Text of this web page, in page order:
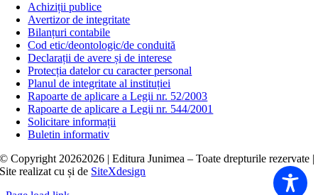
Achiziții publice
Avertizor de integritate
Bilanțuri contabile
Cod etic/deontologic/de conduită
Declarații de avere și de interese
Protecția datelor cu caracter personal
Planul de integritate al instituției
Rapoarte de aplicare a Legii nr. 52/2003
Rapoarte de aplicare a Legii nr. 544/2001
Solicitare informații
Buletin informativ
© Copyright 20262026 | Editura Junimea – Toate drepturile rezervate |
Site realizat cușide SiteXdesign